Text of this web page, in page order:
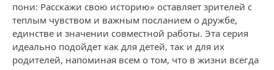
пони: Расскажи свою историю» оставляет зрителей с
теплым чувством и важным посланием о дружбе,
единстве и значении совместной работы. Эта серия
идеально подойдет как для детей, так и для их
родителей, напоминая всем о том, что в жизни всегда